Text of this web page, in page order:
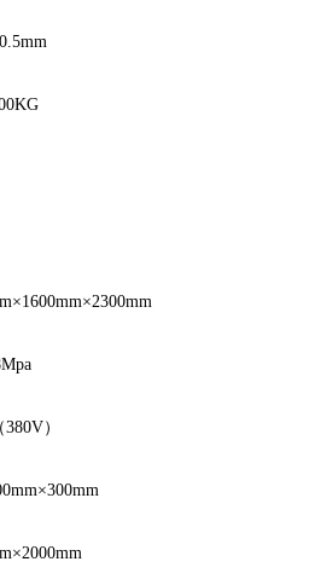
×1600mm×2300mm
380V）
×2000mm